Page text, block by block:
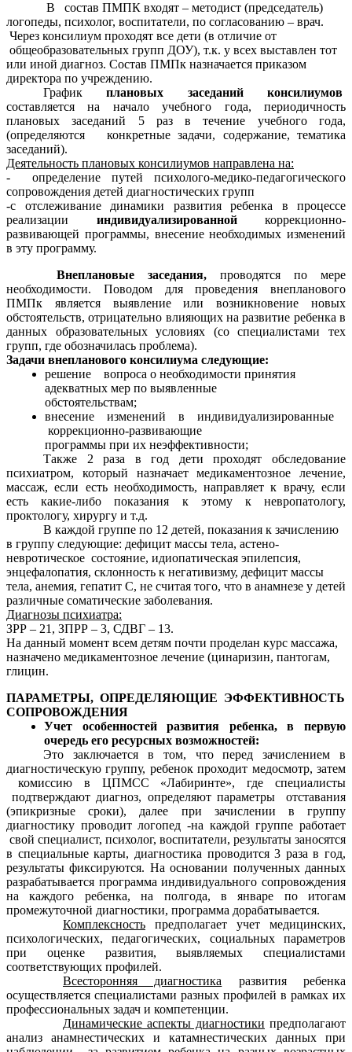
В состав ПМПК входят – методист (председатель)
логопеды, психолог, воспитатели, по согласованию – врач.
Через консилиум проходят все дети (в отличие от
общеобразовательных групп ДОУ), т.к. у всех выставлен тот
или иной диагноз. Состав ПМПк назначается приказом
директора по учреждению.
Графикплановых заседаний консилиумов
составляется на начало учебного года, периодичность
плановых заседаний 5 раз в течение учебного года,
(определяются конкретные задачи, содержание, тематика
заседаний).
Деятельность плановых консилиумов направлена на:
- определение путей психолого-медико-педагогического
сопровождения детей диагностических групп
-с отслеживание динамики развития ребенка в процессе
реализации индивидуализированной
коррекционно-
развивающей программы, внесение необходимых изменений
в эту программу.
Внеплановые заседания, проводятся по мере
необходимости. Поводом для проведения внепланового
ПМПк является выявление или возникновение новых
обстоятельств, отрицательно влияющих на развитие ребенка в
данных образовательных условиях (со специалистами тех
групп, где обозначилась проблема).
Задачи внепланового консилиума следующие:
решение вопроса о необходимости принятия
адекватных мер по выявленные
обстоятельствам;
внесение изменений в индивидуализированные
коррекционно-развивающие
программы при их неэффективности;
Также 2 раза в год дети проходят обследование
психиатром, который назначает медикаментозное лечение,
массаж, если есть необходимость, направляет к врачу, если
есть какие-либо показания к этому к невропатологу,
проктологу, хирургу и т.д.
В каждой группе по 12 детей, показания к зачислению
в группу следующие: дефицит массы тела, астено-
невротическое состояние, идиопатическая эпилепсия,
энцефалопатия, склонность к негативизму, дефицит массы
тела, анемия, гепатит С, не считая того, что в анамнезе у детей
различные соматические заболевания.
Диагнозы психиатра:
ЗРР – 21, ЗПРР – 3, СДВГ – 13.
На данный момент всем детям почти проделан курс массажа,
назначено медикаментозное лечение (цинаризин, пантогам,
глицин.
ПАРАМЕТРЫ, ОПРЕДЕЛЯЮЩИЕ ЭФФЕКТИВНОСТЬ
СОПРОВОЖДЕНИЯ
Учет особенностей развития ребенка, в первую
очередь его ресурсных возможностей:
Это заключается в том, что перед зачислением в
диагностическую группу, ребенок проходит медосмотр, затем
комиссию в ЦПМСС «Лабиринте», где специалисты
подтверждают диагноз, определяют параметры отставания
(эпикризные сроки), далее при зачислении в группу
диагностику проводит логопед -на каждой группе работает
свой специалист, психолог, воспитатели, результаты заносятся
в специальные карты, диагностика проводится 3 раза в год,
результаты фиксируются. На основании полученных данных
разрабатывается программа индивидуального сопровождения
на каждого ребенка, на полгода, в январе по итогам
промежуточной диагностики, программа дорабатывается.
Комплексность предполагает учет медицинских,
психологических, педагогических, социальных параметров
при оценке развития, выявляемых специалистами
соответствующих профилей.
Всесторонняя диагностика развития ребенка
осуществляется специалистами разных профилей в рамках их
профессиональных задач и компетенции.
Динамические аспекты диагностики предполагают
анализ анамнестических и катамнестических данных при